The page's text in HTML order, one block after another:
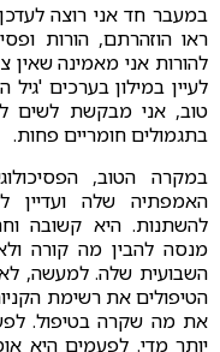
במעבר חד אני רוצה
ראו הוזהרתם, הורות
להורות אני מאמינה
לעיין במילון בערכים 'גיל
טוב, אני מבקשת לשים
בתגמולים חומריים פחות.
במקרה הטוב,
האמפתיה שלה ועדיין
להשתנות. היא קשובה
מנסה להבין מה קורה
השבועית שלה. למעשה,
הטיפולים את רשימת
את מה שקרה בטיפול.
יותר מדי. לפעמים היא